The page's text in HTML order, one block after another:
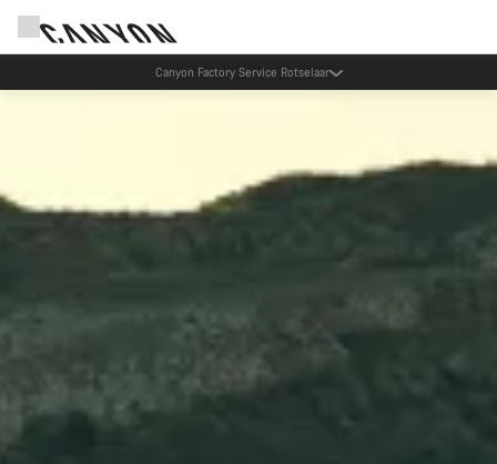
Verzeker je fiets met Qover